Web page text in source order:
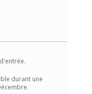
durant une